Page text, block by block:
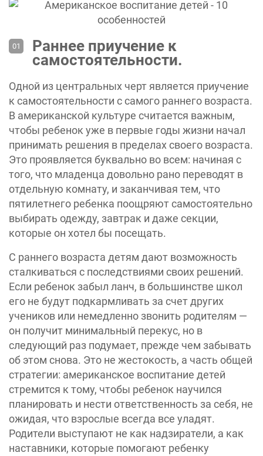
Раннее приучение к
самостоятельности.
Одной из центральных черт является приучение
к самостоятельности с самого раннего возраста.
В американской культуре считается важным,
чтобы ребенок уже в первые годы жизни начал
принимать решения в пределах своего возраста.
Это проявляется буквально во всем: начиная с
того, что младенца довольно рано переводят в
отдельную комнату, и заканчивая тем, что
пятилетнего ребенка поощряют самостоятельно
выбирать одежду, завтрак и даже секции,
которые он хотел бы посещать.
С раннего возраста детям дают возможность
сталкиваться с последствиями своих решений.
Если ребенок забыл ланч, в большинстве школ
его не будут подкармливать за счет других
учеников или немедленно звонить родителям —
он получит минимальный перекус, но в
следующий раз подумает, прежде чем забывать
об этом снова. Это не жестокость, а часть общей
стратегии: ‎американское воспитание детей
стремится к тому, чтобы ребенок научился
планировать и нести ответственность за себя, не
ожидая, что взрослые всегда все уладят.
Родители выступают не как надзиратели, а как
наставники, которые помогают ребенку